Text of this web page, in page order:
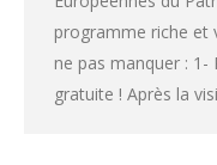
programme riche et
ne pas manquer : 1-
gratuite ! Après la